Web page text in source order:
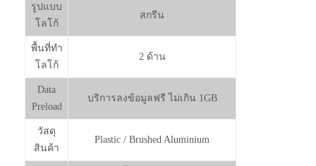
รูปแบบ
โลโก้
สกรีน
พื้นที่ทำ
โลโก้
2 ด้าน
Data
Preload
บริการลงข้อมูลฟรี ไม่เกิน 1GB
วัสดุ
สินค้า
Plastic / Brushed Aluminium